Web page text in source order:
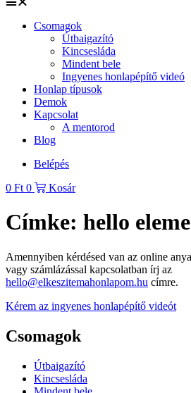
Csomagok
Útbaigazító
Kincsesláda
Mindent bele
Ingyenes honlapépítő videó
Honlap típusok
Demok
Kapcsolat
A mentorod
Blog
Belépés
0 Ft 0 Kosár
Címke: hello
Amennyiben kérdésed van az online
vagy számlázással kapcsolatban írj az
hello@elkeszitemahonlapom.hu címre.
Kérem az ingyenes honlapépítő videót
Csomagok
Útbaigazító
Kincsesláda